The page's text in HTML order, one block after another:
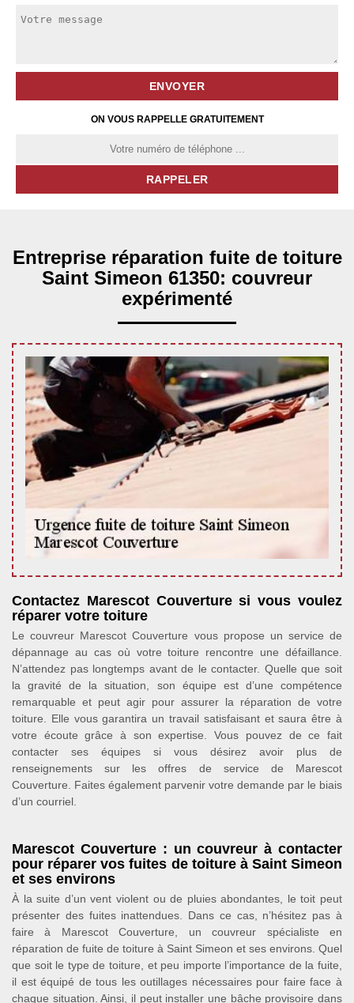
ON VOUS RAPPELLE GRATUITEMENT
Entreprise réparation fuite de toiture
Saint Simeon 61350: couvreur
expérimenté
Contactez Marescot Couverture si vous voulez
réparer votre toiture
Le couvreur Marescot Couverture vous propose un service de
dépannage au cas où votre toiture rencontre une défaillance.
N’attendez pas longtemps avant de le contacter. Quelle que soit
la gravité de la situation, son équipe est d’une compétence
remarquable et peut agir pour assurer la réparation de votre
toiture. Elle vous garantira un travail satisfaisant et saura être à
votre écoute grâce à son expertise. Vous pouvez de ce fait
contacter ses équipes si vous désirez avoir plus de
renseignements sur les offres de service de Marescot
Couverture. Faites également parvenir votre demande par le biais
d’un courriel.
Marescot Couverture : un couvreur à contacter
pour réparer vos fuites de toiture à Saint Simeon
et ses environs
À la suite d’un vent violent ou de pluies abondantes, le toit peut
présenter des fuites inattendues. Dans ce cas, n’hésitez pas à
faire à Marescot Couverture, un couvreur spécialiste en
réparation de fuite de toiture à Saint Simeon et ses environs. Quel
que soit le type de toiture, et peu importe l’importance de la fuite,
il est équipé de tous les outillages nécessaires pour faire face à
chaque situation. Ainsi, il peut installer une bâche provisoire dans